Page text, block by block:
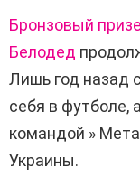
Бронзовый
Белодед
Лишь год назад
себя в футболе,
командой »
Украины.